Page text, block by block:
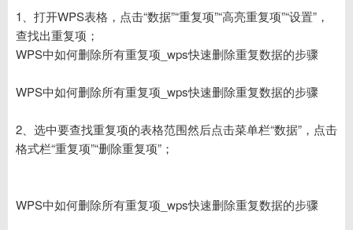
1、打开WPS表格，点击“数据”“重复项”“高亮重复项”“设置”，
查找出重复项；
WPS中如何删除所有重复项_wps快速删除重复数据的步骤
WPS中如何删除所有重复项_wps快速删除重复数据的步骤
2、选中要查找重复项的表格范围然后点击菜单栏“数据”，点击
格式栏“重复项”“删除重复项”；
WPS中如何删除所有重复项_wps快速删除重复数据的步骤